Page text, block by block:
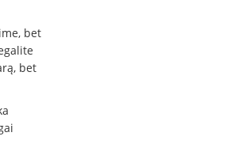
bet
bet